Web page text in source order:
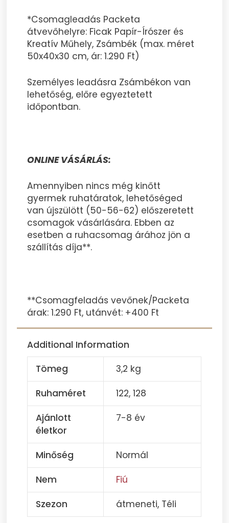
*Csomagleadás Packeta
átvevőhelyre: Ficak Papír-Írószer és
Kreatív Műhely, Zsámbék (max. méret
50x40x30 cm, ár: 1.290 Ft)
Személyes leadásra Zsámbékon van
lehetőség, előre egyeztetett
időpontban.
ONLINE VÁSÁRLÁS:
Amennyiben nincs még kinőtt
gyermek ruhatáratok, lehetőséged
van újszülött (50-56-62) előszeretett
csomagok vásárlására. Ebben az
esetben a ruhacsomag árához jön a
szállítás díja**.
**Csomagfeladás vevőnek/Packeta
árak: 1.290 Ft, utánvét: +400 Ft
Additional Information
Tömeg
3,2 kg
Ruhaméret
122, 128
Ajánlott
életkor
7-8 év
Minőség
Normál
Nem
Fiú
Szezon
átmeneti, Téli